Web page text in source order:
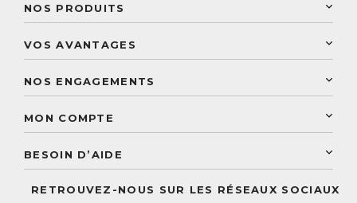
NOS PRODUITS
Laboratoire Landais
Découvrez le catalogue
VOS AVANTAGES
Paiement sécurisé
Conseils personnalisés
NOS ENGAGEMENTS
Conseil personnalisé
MON COMPTE
BESOIN D’AIDE
RETROUVEZ-NOUS SUR LES RÉSEAUX SOCIAUX